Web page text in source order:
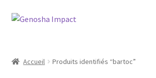
Aller
navigation
Aller
Accueil Produits identifiés “bartoc”